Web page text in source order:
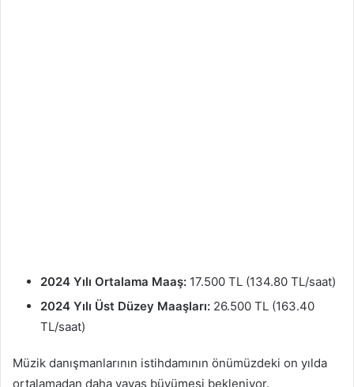
2024 Yılı Ortalama Maaş: 17.500 TL (134.80 TL/saat)
2024 Yılı Üst Düzey Maaşları: 26.500 TL (163.40
TL/saat)
Müzik danışmanlarının istihdamının önümüzdeki on yılda
ortalamadan daha yavaş büyümesi bekleniyor.